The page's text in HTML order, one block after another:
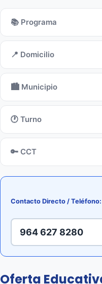
📚 Programa
📍 Domicilio
🏙️ Municipio
🕐 Turno
🔑 CCT
Contacto Directo / Teléfono:
964 627 8280
Oferta